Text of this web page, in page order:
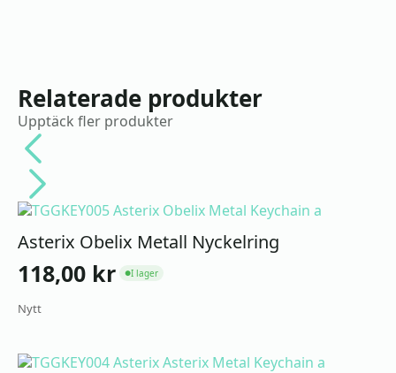
Relaterade produkter
Upptäck fler produkter
Asterix Obelix Metall Nyckelring
118,00 kr ●I lager
Nytt